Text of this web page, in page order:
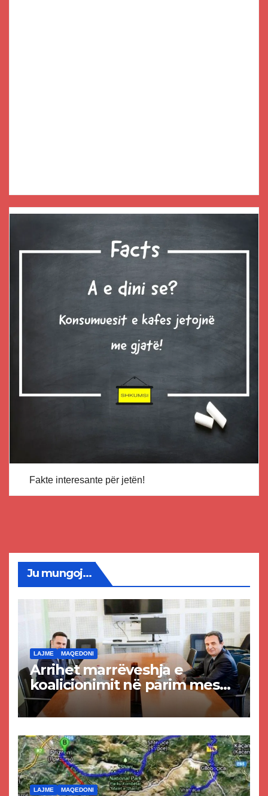
Fakte interesante për jetën!
Ju mungoj...
LAJME MAQEDONI
Arrihet marrëveshja e
koalicionimit në parim mes
Kurtit dhe Abdixhikut
LAJME MAQEDONI